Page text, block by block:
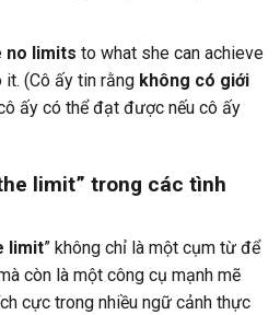
no limits to what she can achieve
(Cô ấy tin rằng không có giới
ấy có thể đạt được nếu cô ấy
limit” trong các tình
limit” không chỉ là một cụm từ để
còn là một công cụ mạnh mẽ
cực trong nhiều ngữ cảnh thực